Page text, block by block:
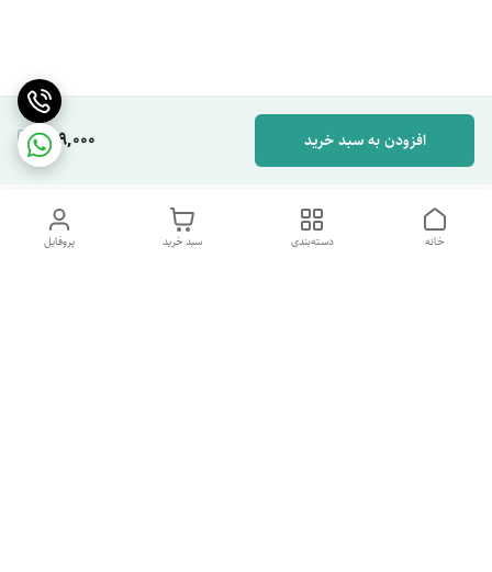
649,000 افزودن به سبد خرید
پروفایل سبد خرید دسته‌بندی خانه